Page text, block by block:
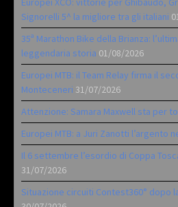
Signorelli 5^ la migliore tra gli italiani
35ª Marathon Bike della Brianza:
leggendaria storia 01/08/2026
Europei MTB: il Team Relay firma il
Monteceneri 31/07/2026
Attenzione: Samara Maxwell sta per
Europei MTB: a Juri Zanotti l’argento
Il 6 settembre l’esordio di Coppa
31/07/2026
Situazione circuiti Contest360° dopo